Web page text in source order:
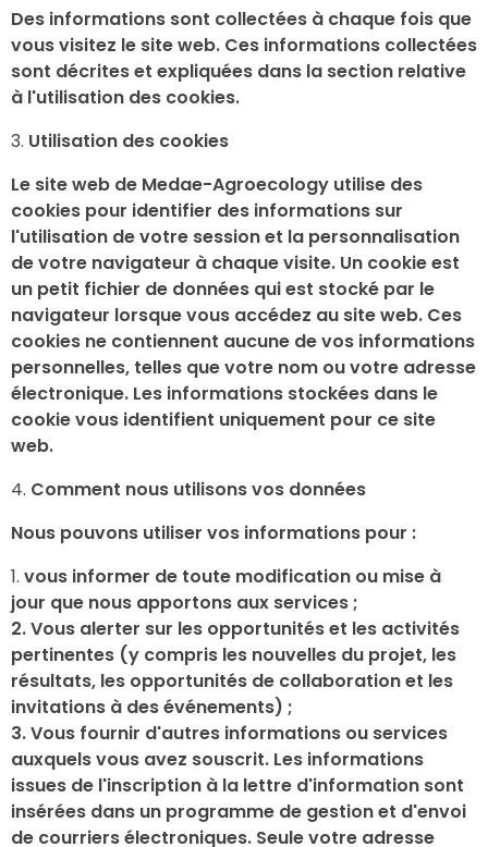
Des informations sont collectées à chaque fois que
vous visitez le site web. Ces informations collectées
sont décrites et expliquées dans la section relative
à l'utilisation des cookies.
Utilisation des cookies
Le site web de Medae-Agroecology utilise des
cookies pour identifier des informations sur
l'utilisation de votre session et la personnalisation
de votre navigateur à chaque visite. Un cookie est
un petit fichier de données qui est stocké par le
navigateur lorsque vous accédez au site web. Ces
cookies ne contiennent aucune de vos informations
personnelles, telles que votre nom ou votre adresse
électronique. Les informations stockées dans le
cookie vous identifient uniquement pour ce site
web.
Comment nous utilisons vos données
Nous pouvons utiliser vos informations pour :
vous informer de toute modification ou mise à
jour que nous apportons aux services ;
2. Vous alerter sur les opportunités et les activités
pertinentes (y compris les nouvelles du projet, les
résultats, les opportunités de collaboration et les
invitations à des événements) ;
3. Vous fournir d'autres informations ou services
auxquels vous avez souscrit. Les informations
issues de l'inscription à la lettre d'information sont
insérées dans un programme de gestion et d'envoi
de courriers électroniques. Seule votre adresse